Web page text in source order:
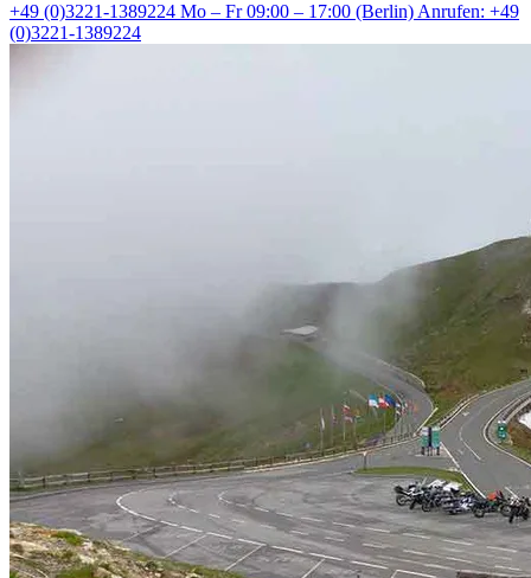
+49 (0)3221-1389224 Mo – Fr 09:00 – 17:00 (Berlin)Anrufen: +49
(0)3221-1389224